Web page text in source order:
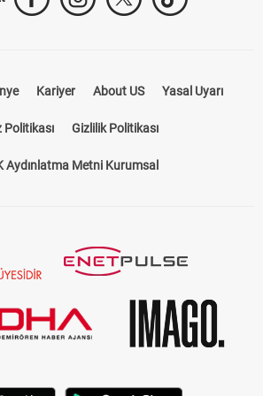
Kariyer About US Yasal Uyarı
Politikası Gizlilik Politikası
Aydınlatma Metni Kurumsal